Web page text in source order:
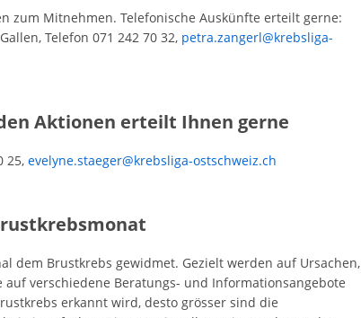
zum Mitnehmen. Telefonische Auskünfte erteilt gerne:
Telefon 071 242 70 32, petra.zangerl@krebsliga-
Aktionen erteilt Ihnen gerne
25, evelyne.staeger@krebsliga-ostschweiz.ch
dem Brustkrebs gewidmet. Gezielt werden auf Ursachen,
auf verschiedene Beratungs- und Informationsangebote
erkannt wird, desto grösser sind die